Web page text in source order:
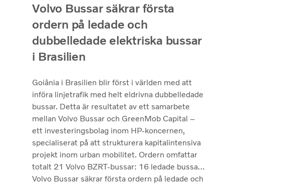
Volvo Bussar säkrar första
ordern på ledade och
dubbelledade elektriska bussar
i Brasilien
Goiânia i Brasilien blir först i världen med att
införa linjetrafik med helt eldrivna dubbelledade
bussar. Detta är resultatet av ett samarbete
mellan Volvo Bussar och GreenMob Capital –
ett investeringsbolag inom HP-koncernen,
specialiserat på att strukturera kapitalintensiva
projekt inom urban mobilitet. Ordern omfattar
totalt 21 Volvo BZRT-bussar: 16 ledade bussar
och 5 dubbelledade bussar. Dessa kommer att
Volvo Bussar säkrar första ordern på ledade och